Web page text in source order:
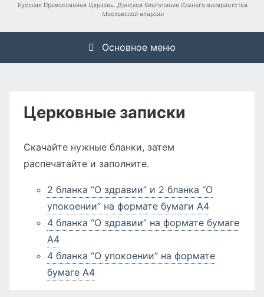
Русская Православная Церковь. Донское благочиние Южного викариатства
Московской епархии
Основное меню
Церковные записки
Скачайте нужные бланки, затем
распечатайте и заполните.
2 бланка “О здравии” и 2 бланка “О
упокоении” на формате бумаги А4
4 бланка “О здравии” на формате бумаге
А4
4 бланка “О упокоении” на формате
бумаге А4